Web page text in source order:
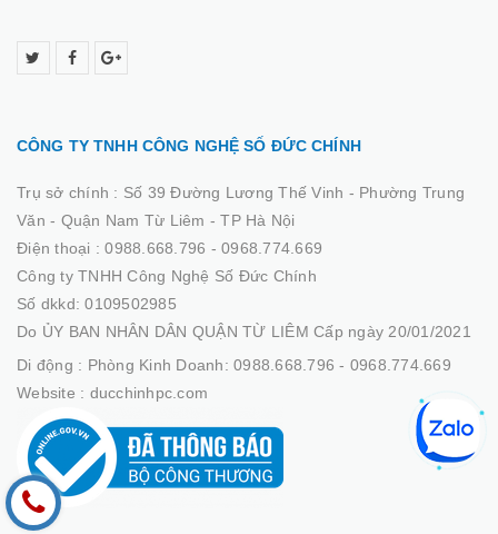
CÔNG TY TNHH CÔNG NGHỆ SỐ ĐỨC CHÍNH
Trụ sở chính : Số 39 Đường Lương Thế Vinh - Phường Trung
Văn - Quận Nam Từ Liêm - TP Hà Nội
Điện thoại :0988.668.796 - 0968.774.669
Công ty TNHH Công Nghệ Số Đức Chính
Số dkkd: 0109502985
Do ỦY BAN NHÂN DÂN QUẬN TỪ LIÊM Cấp ngày 20/01/2021
Di động : Phòng Kinh Doanh: 0988.668.796 - 0968.774.669
Website : ducchinhpc.com